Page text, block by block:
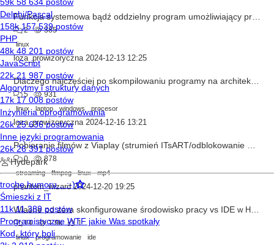
2
385
linux
loza_prowizoryczna 2024-12-13 12:25
5
931
linux
laptop windows procesor
loza_prowizoryczna 2024-12-16 13:21
0
878
streaming
ffmpeg linux mp4
phantom_wizard 2024-12-20 19:25
Własne od zera skonfigurowane środowisko pracy vs IDE w Hardware/Software
14 1.9k
1
linux
programowanie ide